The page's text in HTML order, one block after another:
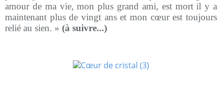
amour de ma vie, mon plus grand ami, est mort il y a
maintenant plus de vingt ans et mon cœur est toujours
relié au sien. » (à suivre...)